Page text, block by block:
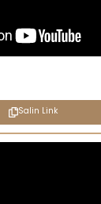
Salin Link